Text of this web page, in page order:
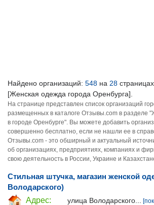
Найдено организаций: 548 на 28
[Женская одежда города Оренбурга].
На странице представлен список организаций
размещенных в каталоге Отзывы.com в разделе
в городе Оренбурге". Вы можете добавить
совершенно бесплатно, если не нашли ее в
Отзывы.com - это обширный и актуальный
об организациях, предприятиях, компаниях и
свою деятельность в России, Украине и
Стильная штучка, магазин женской
Володарского)
Адрес:
улица Володарского...